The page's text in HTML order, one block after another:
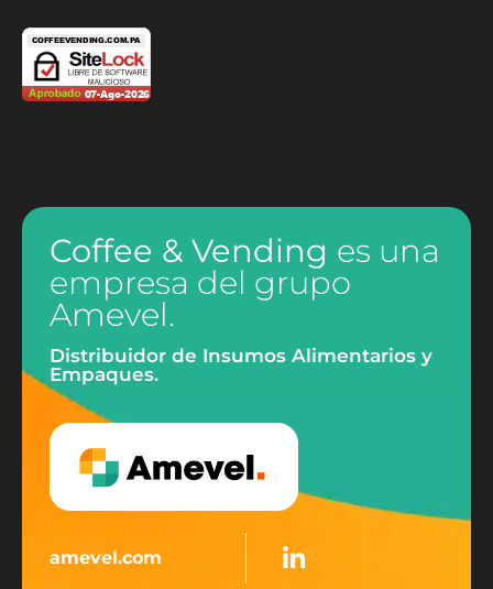
Coffee & Vending es una
empresa del grupo
Amevel.
Distribuidor de Insumos Alimentarios y
Empaques.
amevel.com